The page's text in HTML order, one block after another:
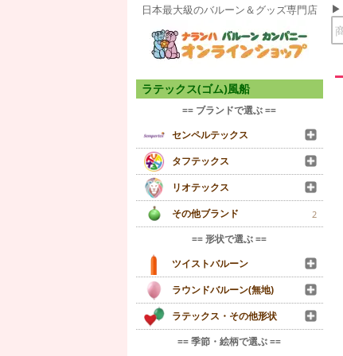
日本最大級のバルーン＆グッズ専門店
ラテックス(ゴム)風船
== ブランドで選ぶ ==
センペルテックス
タフテックス
リオテックス
その他ブランド
2
== 形状で選ぶ ==
ツイストバルーン
ラウンドバルーン(無地)
ラテックス・その他形状
== 季節・絵柄で選ぶ ==